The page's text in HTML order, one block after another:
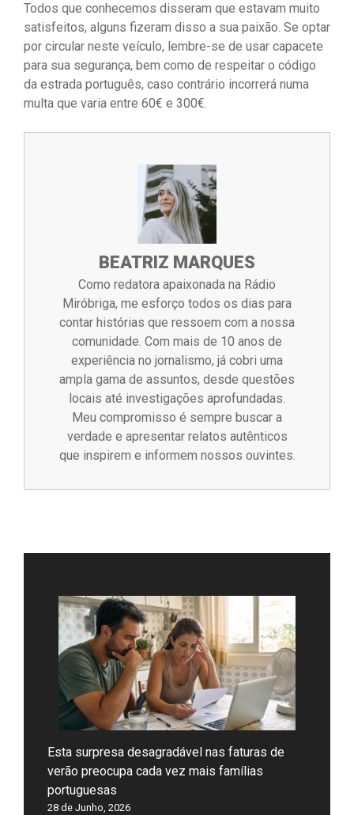
Todos que conhecemos disseram que estavam muito
satisfeitos, alguns fizeram disso a sua paixão. Se optar
por circular neste veículo, lembre-se de usar capacete
para sua segurança, bem como de respeitar o código
da estrada português, caso contrário incorrerá numa
multa que varia entre 60€ e 300€.
BEATRIZ MARQUES
Como redatora apaixonada na Rádio
Miróbriga, me esforço todos os dias para
contar histórias que ressoem com a nossa
comunidade. Com mais de 10 anos de
experiência no jornalismo, já cobri uma
ampla gama de assuntos, desde questões
locais até investigações aprofundadas.
Meu compromisso é sempre buscar a
verdade e apresentar relatos autênticos
que inspirem e informem nossos ouvintes.
Esta surpresa desagradável nas faturas de
verão preocupa cada vez mais famílias
portuguesas
28 de Junho, 2026